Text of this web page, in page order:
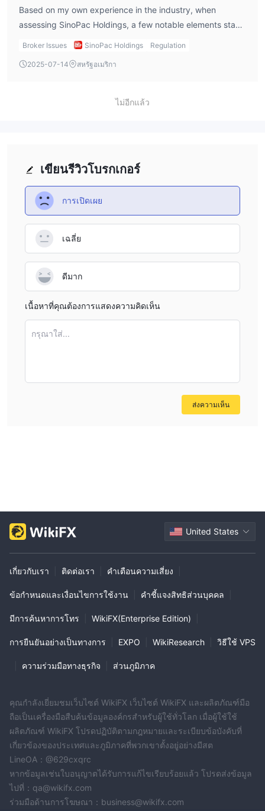
speculating on trading conditions with SinoPac Holdings.
For me, transparency is key to trust, and without concrete
on greater clarity before considering any trading activity—
especially in volatile markets.
alternative assets like cryptocurrencies, which require
robust protections and clear procedures. Because no
minimum deposit requirements, or account types, I would
not assume support for crypto transactions without
my experience, reputable brokers that do support
confirmation is obtained from their official representatives.
Responsible fund management always begins with full
clarity on all deposit and withdrawal options.
Based on my own experience in the industry, when
assessing SinoPac Holdings, a few notable elements stand
out despite some major concerns. First, the firm’s wide
beyond standard forex, providing access to banking,
services. For me, having access to such a diverse range of
been founded in 1998 and listed on the Taiwan Stock
Exchange. In my view, longevity and public listing are
often signals of some degree of market presence and
corporate commitment. While these factors do not replace
strong regulatory oversight, they can indicate operational
I consider their multi-channel customer support—offering
service via email, phone, and social media—a genuine
benefit. In my experience, responsive and accessible
customer support is essential when dealing with complex
financial products and cross-border transactions.
However, it is critical to emphasize that these positives are
regulation is a serious caveat and demands extra caution
no matter the apparent benefits. I would never ignore the
high potential risks highlighted by their unregulated
Broker Issues SinoPac Holdings Regulation
2025-07-14 สหรัฐอเมริกา
ไม่อีกแล้ว
เขียนรีวิวโบรกเกอร์
การเปิดเผย
เฉลี่ย
ดีมาก
เนื้อหาที่คุณต้องการแสดงความคิดเห็น
กรุณาใส่...
ส่งความเห็น
United States
เกี่ยวกับเรา ติดต่อเรา คำเตือนความเสี่ยง
ข้อกำหนดและเงื่อนไขการใช้งาน คำชี้แจงสิทธิส่วนบุคคล
มีการค้นหาการโทร WikiFX(Enterprise Edition)
การยืนยันอย่างเป็นทางการ EXPO WikiResearch วิธีใช้ VPS
ความร่วมมือทางธุรกิจ ส่วนภูมิภาค
คุณกำลังเยี่ยมชมเว็บไซต์ WikiFX เว็บไซต์ WikiFX และผลิตภัณฑ์มือ
ถือเป็นเครื่องมือสืบค้นข้อมูลองค์กรสำหรับผู้ใช้ทั่วโลก เมื่อผู้ใช้ใช้
ผลิตภัณฑ์ WikiFX โปรดปฏิบัติตามกฎหมายและระเบียบข้อบังคับที่
เกี่ยวข้องของประเทศและภูมิภาคที่พวกเขาตั้งอยู่อย่างมีสต
LineOA：@629cxqrc
หากข้อมูลเช่นใบอนุญาตได้รับการแก้ไขเรียบร้อยแล้ว โปรดส่งข้อมูล
ไปที่：qa@wikifx.com
ร่วมมือด้านการโฆษณา：business@wikifx.com